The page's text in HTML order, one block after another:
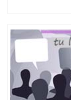
University）
University）
University）
University）
State
State
State
State